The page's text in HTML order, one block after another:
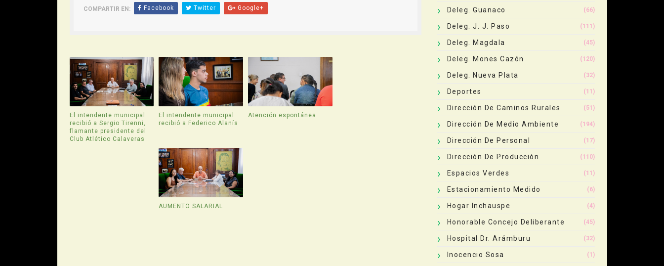
COMPARTIR EN: Facebook Twitter Google+
El intendente municipal
recibió a Sergio Tirenni,
flamante presidente del
Club Atlético Calaveras
El intendente municipal
recibió a Federico Alanís
Atención espontánea
AUMENTO SALARIAL
Deleg. Guanaco (66)
Deleg. J. J. Paso (111)
Deleg. Magdala (45)
Deleg. Mones Cazón (120)
Deleg. Nueva Plata (32)
Deportes (11)
Dirección De Caminos Rurales (51)
Dirección De Medio Ambiente (194)
Dirección De Personal (17)
Dirección De Producción (110)
Espacios Verdes (11)
Estacionamiento Medido (6)
Hogar Inchauspe (4)
Honorable Concejo Deliberante (45)
Hospital Dr. Arámburu (32)
Inocencio Sosa (1)